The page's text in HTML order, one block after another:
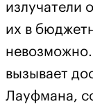
излучатели
их в
вызывает
Лауфмана,